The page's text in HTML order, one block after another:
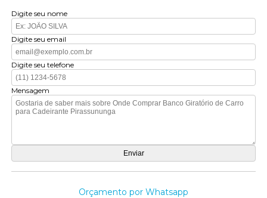
Digite seu nome
Digite seu email
Digite seu telefone
Mensagem
Orçamento por Whatsapp